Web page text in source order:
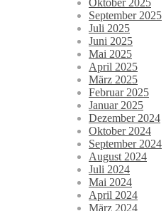
Oktober 2025
September 2025
Juli 2025
Juni 2025
Mai 2025
April 2025
März 2025
Februar 2025
Januar 2025
Dezember 2024
Oktober 2024
September 2024
August 2024
Juli 2024
Mai 2024
April 2024
März 2024